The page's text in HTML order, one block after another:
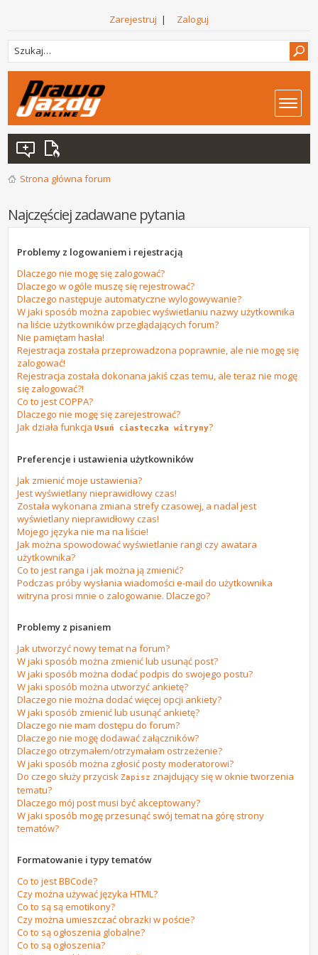
Zarejestruj | Zaloguj
Strona główna forum
Najczęściej zadawane pytania
Problemy z logowaniem i rejestracją
Dlaczego nie mogę się zalogować?
Dlaczego w ogóle muszę się rejestrować?
Dlaczego następuje automatyczne wylogowywanie?
W jaki sposób można zapobiec wyświetlaniu nazwy użytkownika
na liście użytkowników przeglądających forum?
Nie pamiętam hasła!
Rejestracja została przeprowadzona poprawnie, ale nie mogę się
zalogować!
Rejestracja została dokonana jakiś czas temu, ale teraz nie mogę
się zalogować?!
Co to jest COPPA?
Dlaczego nie mogę się zarejestrować?
Jak działa funkcjaUsuń ciasteczka witryny?
Preferencje i ustawienia użytkowników
Jak zmienić moje ustawienia?
Jest wyświetlany nieprawidłowy czas!
Została wykonana zmiana strefy czasowej, a nadal jest
wyświetlany nieprawidłowy czas!
Mojego języka nie ma na liście!
Jak można spowodować wyświetlanie rangi czy awatara
użytkownika?
Co to jest ranga i jak można ją zmienić?
Podczas próby wysłania wiadomości e-mail do użytkownika
witryna prosi mnie o zalogowanie. Dlaczego?
Problemy z pisaniem
Jak utworzyć nowy temat na forum?
W jaki sposób można zmienić lub usunąć post?
W jaki sposób można dodać podpis do swojego postu?
W jaki sposób można utworzyć ankietę?
Dlaczego nie można dodać więcej opcji ankiety?
W jaki sposób zmienić lub usunąć ankietę?
Dlaczego nie mam dostępu do forum?
Dlaczego nie mogę dodawać załączników?
Dlaczego otrzymałem/otrzymałam ostrzeżenie?
W jaki sposób można zgłosić posty moderatorowi?
Do czego służy przyciskZapisz znajdujący się w oknie tworzenia
tematu?
Dlaczego mój post musi być akceptowany?
W jaki sposób mogę przesunąć swój temat na górę strony
tematów?
Formatowanie i typy tematów
Co to jest BBCode?
Czy można używać języka HTML?
Co to są są emotikony?
Czy można umieszczać obrazki w poście?
Co to są ogłoszenia globalne?
Co to są ogłoszenia?